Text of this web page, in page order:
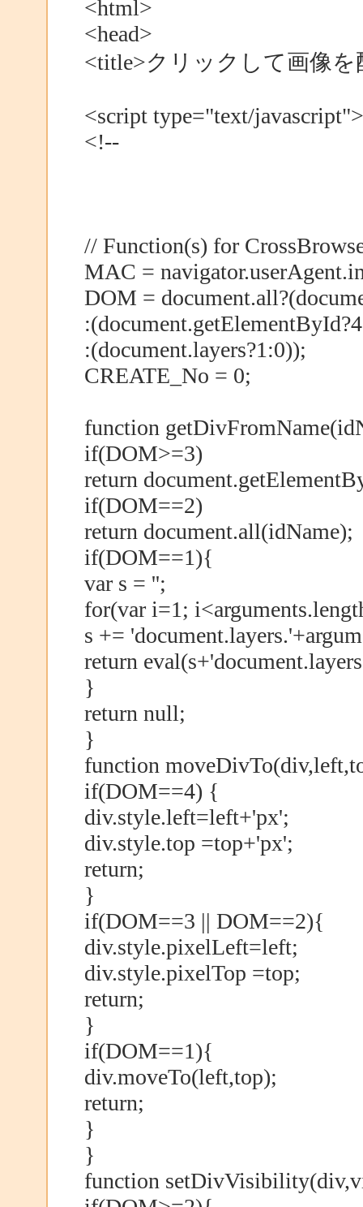
<html>
<head>
<title>クリックして画像を
<script type="text/javascript">
<!--
// Function(s) for
MAC =
DOM =
:(document.getElementById?4
:(document.layers?1:0));
CREATE_No = 0;
function
if(DOM>=3)
return
if(DOM==2)
return document.all(idName);
if(DOM==1){
var s = '';
for(var i=1;
s +=
return
}
return null;
}
function
if(DOM==4) {
div.style.left=left+'px';
div.style.top =top+'px';
return;
}
if(DOM==3 || DOM==2){
div.style.pixelLeft=left;
div.style.pixelTop =top;
return;
}
if(DOM==1){
div.moveTo(left,top);
return;
}
}
function